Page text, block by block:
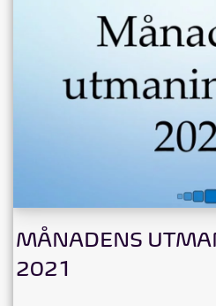
MÅNADENS
2021